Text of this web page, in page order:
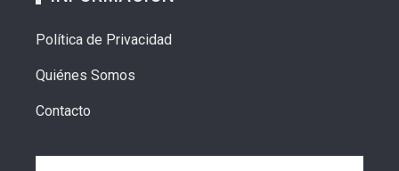
Política de Privacidad
Quiénes Somos
Contacto